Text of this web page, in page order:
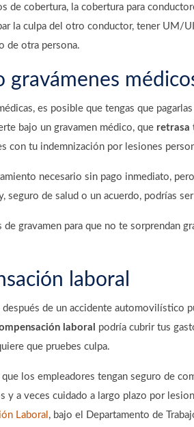
de cobertura, la cobertura para
la culpa del otro conductor, tener UM/
de otra persona.
gravámenes
es posible que tengas que
bajo un gravamen médico, que retrasa
con tu indemnización por lesiones
necesario sin pago inmediato,
seguro de salud o un acuerdo, podrías
gravamen para que no te sorprendan
laboral
después de un accidente automovilístico
laboral
podría cubrir tus
que pruebes culpa.
los empleadores tengan seguro de
y a veces cuidado a largo plazo por
Laboral , bajo el Departamento de